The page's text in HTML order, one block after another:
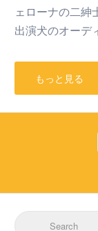
ェローナの二紳
出演犬のオーデ
もっと見る
Search for: